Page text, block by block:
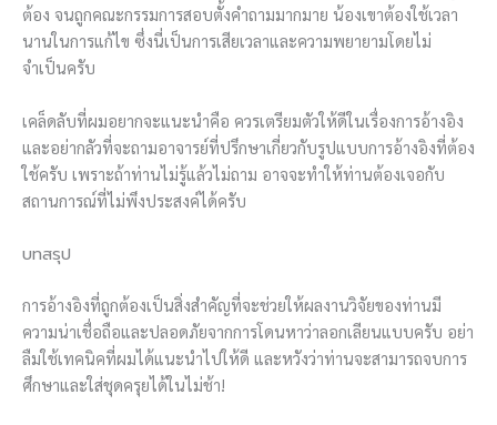
ต้อง จนถูกคณะกรรมการสอบตั้งคำถามมากมาย น้องเขาต้องใช้เวลา
นานในการแก้ไข ซึ่งนี่เป็นการเสียเวลาและความพยายามโดยไม่
จำเป็นครับ
เคล็ดลับที่ผมอยากจะแนะนำคือ ควรเตรียมตัวให้ดีในเรื่องการอ้างอิง
และอย่ากลัวที่จะถามอาจารย์ที่ปรึกษาเกี่ยวกับรูปแบบการอ้างอิงที่ต้อง
ใช้ครับ เพราะถ้าท่านไม่รู้แล้วไม่ถาม อาจจะทำให้ท่านต้องเจอกับ
สถานการณ์ที่ไม่พึงประสงค์ได้ครับ
บทสรุป
การอ้างอิงที่ถูกต้องเป็นสิ่งสำคัญที่จะช่วยให้ผลงานวิจัยของท่านมี
ความน่าเชื่อถือและปลอดภัยจากการโดนหาว่าลอกเลียนแบบครับ อย่า
ลืมใช้เทคนิคที่ผมได้แนะนำไปให้ดี และหวังว่าท่านจะสามารถจบการ
ศึกษาและใส่ชุดครุยได้ในไม่ช้า!